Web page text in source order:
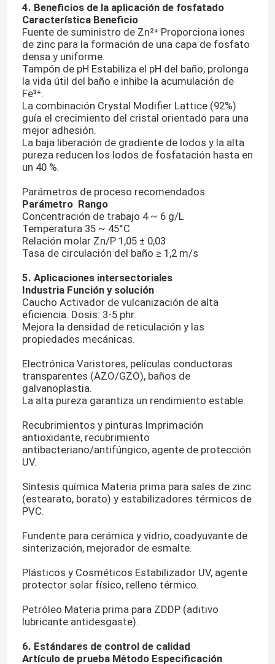
Hogar
Productos
Vídeos
Sobre nosotros
Viaje de la fábrica
Control de calidad
Éntrenos en contacto con
Pida una cita
Monómero del Polyimide
Material de revestimiento de goma
4. Beneficios de la aplicación de fosfatado
Característica Beneficio
Fuente de suministro de Zn²⁺ Proporciona iones
de zinc para la formación de una capa de fosfato
densa y uniforme.
Tampón de pH Estabiliza el pH del baño, prolonga
la vida útil del baño e inhibe la acumulación de
Fe³⁺.
La combinación Crystal Modifier Lattice (92%)
guía el crecimiento del cristal orientado para una
mejor adhesión.
La baja liberación de gradiente de lodos y la alta
pureza reducen los lodos de fosfatación hasta en
un 40 %.
Parámetros de proceso recomendados:
Parámetro Rango
Concentración de trabajo 4 ~ 6 g/L
Temperatura 35 ~ 45°C
Relación molar Zn/P 1,05 ± 0,03
Tasa de circulación del baño ≥ 1,2 m/s
5. Aplicaciones intersectoriales
Industria Función y solución
Caucho Activador de vulcanización de alta
eficiencia. Dosis: 3-5 phr.
Mejora la densidad de reticulación y las
propiedades mecánicas.
Electrónica Varistores, películas conductoras
transparentes (AZO/GZO), baños de
galvanoplastia.
La alta pureza garantiza un rendimiento estable.
Recubrimientos y pinturas Imprimación
antioxidante, recubrimiento
antibacteriano/antifúngico, agente de protección
UV.
Síntesis química Materia prima para sales de zinc
(estearato, borato) y estabilizadores térmicos de
PVC.
Fundente para cerámica y vidrio, coadyuvante de
sinterización, mejorador de esmalte.
Plásticos y Cosméticos Estabilizador UV, agente
protector solar físico, relleno térmico.
Petróleo Materia prima para ZDDP (aditivo
lubricante antidesgaste).
6. Estándares de control de calidad
Artículo de prueba Método Especificación